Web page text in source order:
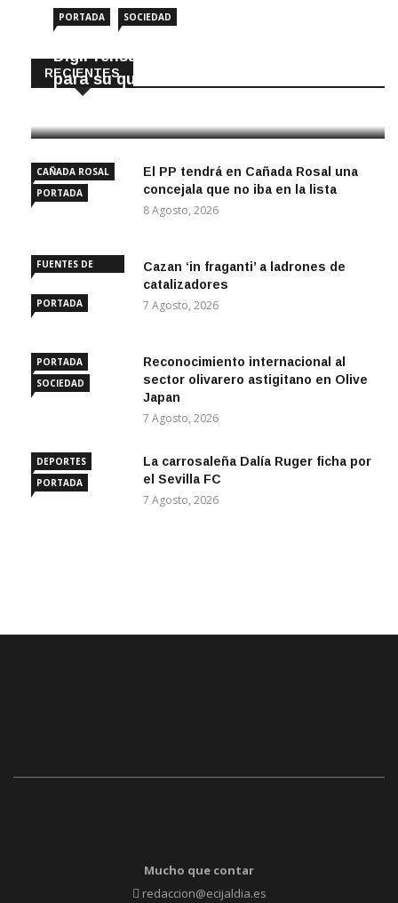
RECIENTES
PORTADA SOCIEDAD
DigiPrensa selecciona a Écija al Día
para su quiosco mundial
CAÑADA ROSAL
PORTADA
El PP tendrá en Cañada Rosal una
concejala que no iba en la lista
8 Agosto, 2026
FUENTES DE
PORTADA
Cazan ‘in fraganti’ a ladrones de
catalizadores
7 Agosto, 2026
PORTADA
SOCIEDAD
Reconocimiento internacional al
sector olivarero astigitano en Olive
Japan
7 Agosto, 2026
DEPORTES
PORTADA
La carrosaleña Dalía Ruger ficha por
el Sevilla FC
7 Agosto, 2026
Mucho que contar
redaccion@ecijaldia.es